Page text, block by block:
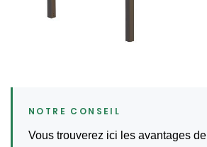
Vous trouverez ici les avantages de